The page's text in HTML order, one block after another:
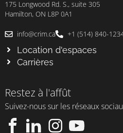
175 Longwood Rd. S., suite 305
Hamilton, ON L8P 0A1
info@crim.ca +1 (514) 840-
Location d'espaces
Carrières
Restez à l'affût
Suivez-nous sur les réseaux